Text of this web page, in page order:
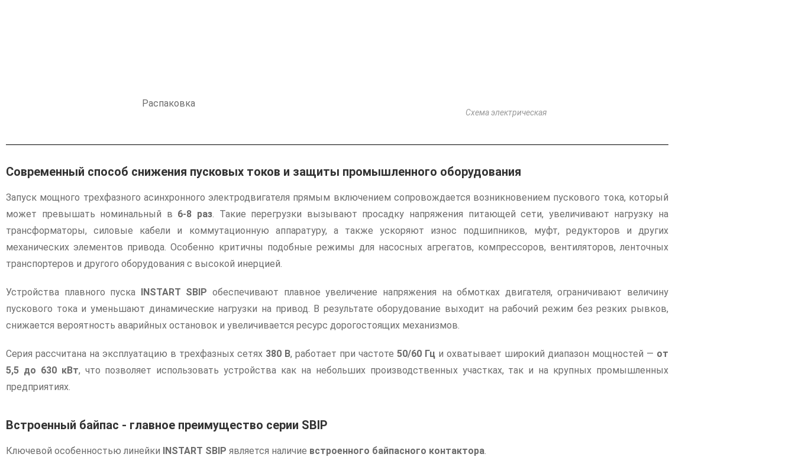
Распаковка
Схема электрическая
Современный способ снижения пусковых токов и защиты промышленного оборудования
Запуск мощного трехфазного асинхронного электродвигателя прямым включением сопровождается возникновением пускового тока, который
может превышать номинальный в 6-8 раз. Такие перегрузки вызывают просадку напряжения питающей сети, увеличивают нагрузку на
трансформаторы, силовые кабели и коммутационную аппаратуру, а также ускоряют износ подшипников, муфт, редукторов и других
механических элементов привода. Особенно критичны подобные режимы для насосных агрегатов, компрессоров, вентиляторов, ленточных
транспортеров и другого оборудования с высокой инерцией.
Устройства плавного пуска INSTART SBIP обеспечивают плавное увеличение напряжения на обмотках двигателя, ограничивают величину
пускового тока и уменьшают динамические нагрузки на привод. В результате оборудование выходит на рабочий режим без резких рывков,
снижается вероятность аварийных остановок и увеличивается ресурс дорогостоящих механизмов.
Серия рассчитана на эксплуатацию в трехфазных сетях 380 В, работает при частоте 50/60 Гц и охватывает широкий диапазон мощностей — от
5,5 до 630 кВт, что позволяет использовать устройства как на небольших производственных участках, так и на крупных промышленных
предприятиях.
Встроенный байпас - главное преимущество серии SBIP
Ключевой особенностью линейки INSTART SBIP является наличие встроенного байпасного контактора.